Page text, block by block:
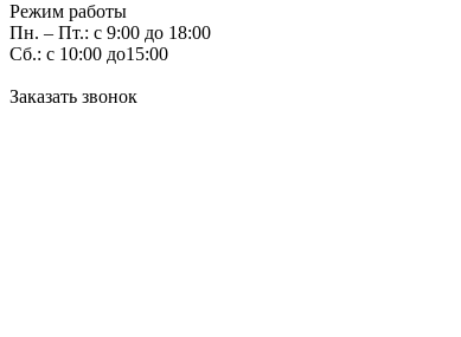
Режим работы
Пн. – Пт.: с 9:00 до 18:00
Сб.: с 10:00 до15:00
Заказать звонок